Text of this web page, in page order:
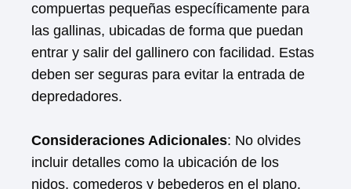
compuertas pequeñas específicamente para
las gallinas, ubicadas de forma que puedan
entrar y salir del gallinero con facilidad. Estas
deben ser seguras para evitar la entrada de
depredadores.
Consideraciones Adicionales: No olvides
incluir detalles como la ubicación de los
nidos, comederos y bebederos en el plano.